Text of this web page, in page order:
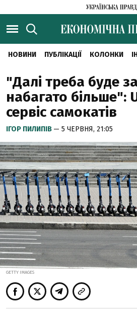
НОВИНИ ПУБЛІКАЦІЇ КОЛОНКИ
"Далі треба буде
набагато більше":
сервіс самокатів
ІГОР ПИЛИПІВ — 5 ЧЕРВНЯ, 21:05
GETTY IMAGES